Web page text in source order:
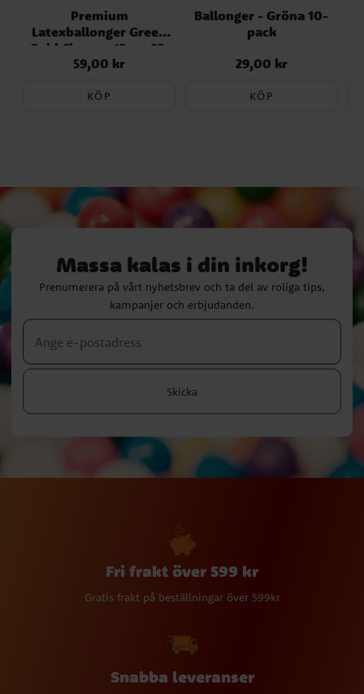
Premium
Latexballonger Green
Gold Chrome 13 cm 25-
pack
Pris:59,00 kr
59,00 kr
KÖP
Ballonger - Gröna 10-
pack
Pris:29,00 kr
29,00 kr
KÖP
Massa kalas i din inkorg!
Prenumerera på vårt nyhetsbrev och ta del av roliga tips,
kampanjer och erbjudanden.
Skicka
Fri frakt över 599 kr
Gratis frakt på beställningar över 599kr
Snabba leveranser